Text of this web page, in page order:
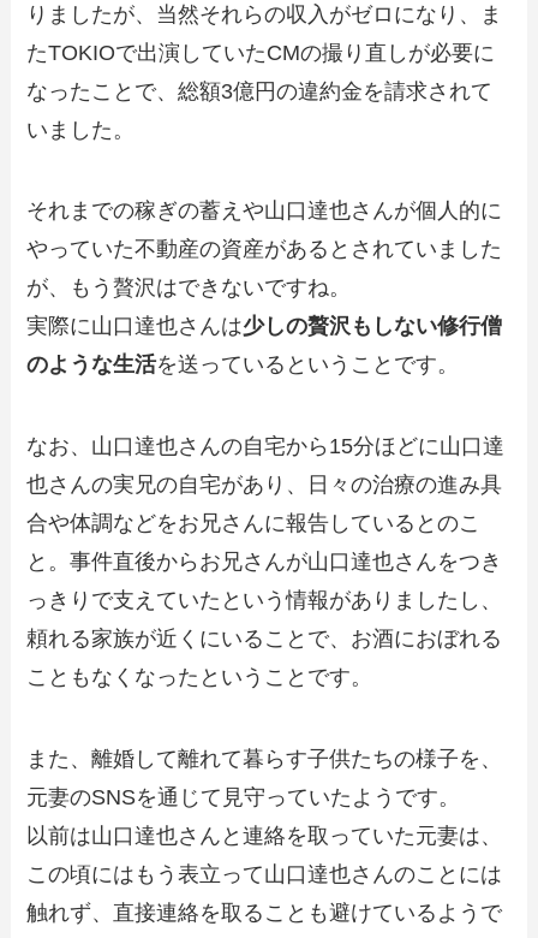
りましたが、当然それらの収入がゼロになり、ま
たTOKIOで出演していたCMの撮り直しが必要に
なったことで、総額3億円の違約金を請求されて
いました。
それまでの稼ぎの蓄えや山口達也さんが個人的に
やっていた不動産の資産があるとされていました
が、もう贅沢はできないですね。
実際に山口達也さんは少しの贅沢もしない修行僧
のような生活を送っているということです。
なお、山口達也さんの自宅から15分ほどに山口達
也さんの実兄の自宅があり、日々の治療の進み具
合や体調などをお兄さんに報告しているとのこ
と。事件直後からお兄さんが山口達也さんをつき
っきりで支えていたという情報がありましたし、
頼れる家族が近くにいることで、お酒におぼれる
こともなくなったということです。
また、離婚して離れて暮らす子供たちの様子を、
元妻のSNSを通じて見守っていたようです。
以前は山口達也さんと連絡を取っていた元妻は、
この頃にはもう表立って山口達也さんのことには
触れず、直接連絡を取ることも避けているようで